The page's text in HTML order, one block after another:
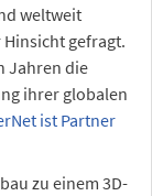
weltweit
gefragt.
Jahren die
ihrer globalen
ist Partner
zu einem 3D-